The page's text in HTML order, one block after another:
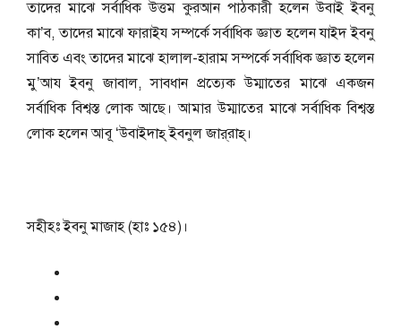
তাদের মাঝে সর্বাধিক উত্তম কুরআন পাঠকারী হলেন উবাই ইবনু
কা’ব, তাদের মাঝে ফারাইয সম্পর্কে সর্বাধিক জ্ঞাত হলেন যাইদ ইবনু
সাবিত এবং তাদের মাঝে হালাল-হারাম সম্পর্কে সর্বাধিক জ্ঞাত হলেন
মু’আয ইবনু জাবাল, সাবধান প্রত্যেক উম্মাতের মাঝে একজন
সর্বাধিক বিশ্বস্ত লোক আছে। আমার উম্মাতের মাঝে সর্বাধিক বিশ্বস্ত
লোক হলেন আবূ ‘উবাইদাহ্‌ ইবনুল জার্‌রাহ্‌।
সহীহঃ ইবনু মাজাহ (হাঃ ১৫৪)।